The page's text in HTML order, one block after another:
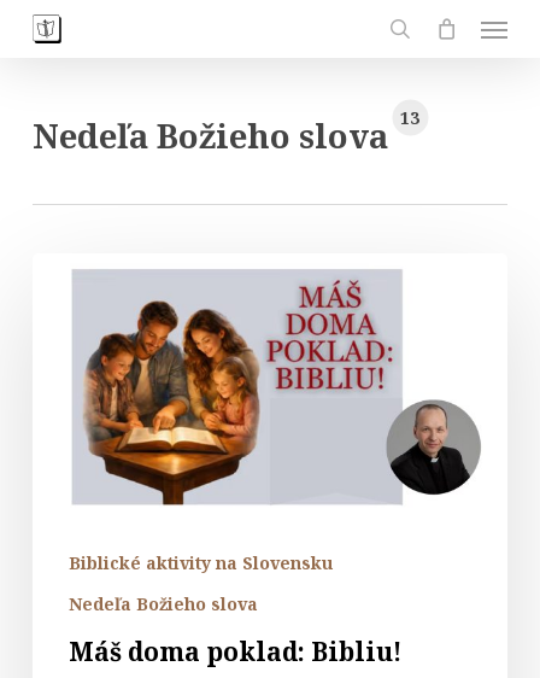
Skip
Nedeľa Božieho slova 13
Máš
poklad:
Bibliu!
Biblické aktivity na Slovensku
Nedeľa Božieho slova
Máš doma poklad: Bibliu!